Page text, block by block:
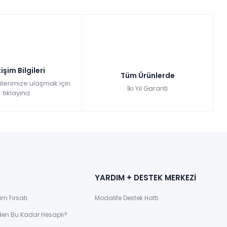
dekorasyonunu tamamlamak isteyenler için ideal bir tercih
Bilgileri
ulaşmak için
tıklayınız
Tüm Ürünlerde
İki Yıl Garanti
Fırsatı
Bu Kadar Hesaplı?
YARDIM + DESTEK MERKEZİ
Modalife Destek Hattı